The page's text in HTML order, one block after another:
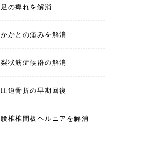
足の痺れを解消
かかとの痛みを解消
梨状筋症候群の解消
圧迫骨折の早期回復
腰椎椎間板ヘルニアを解消